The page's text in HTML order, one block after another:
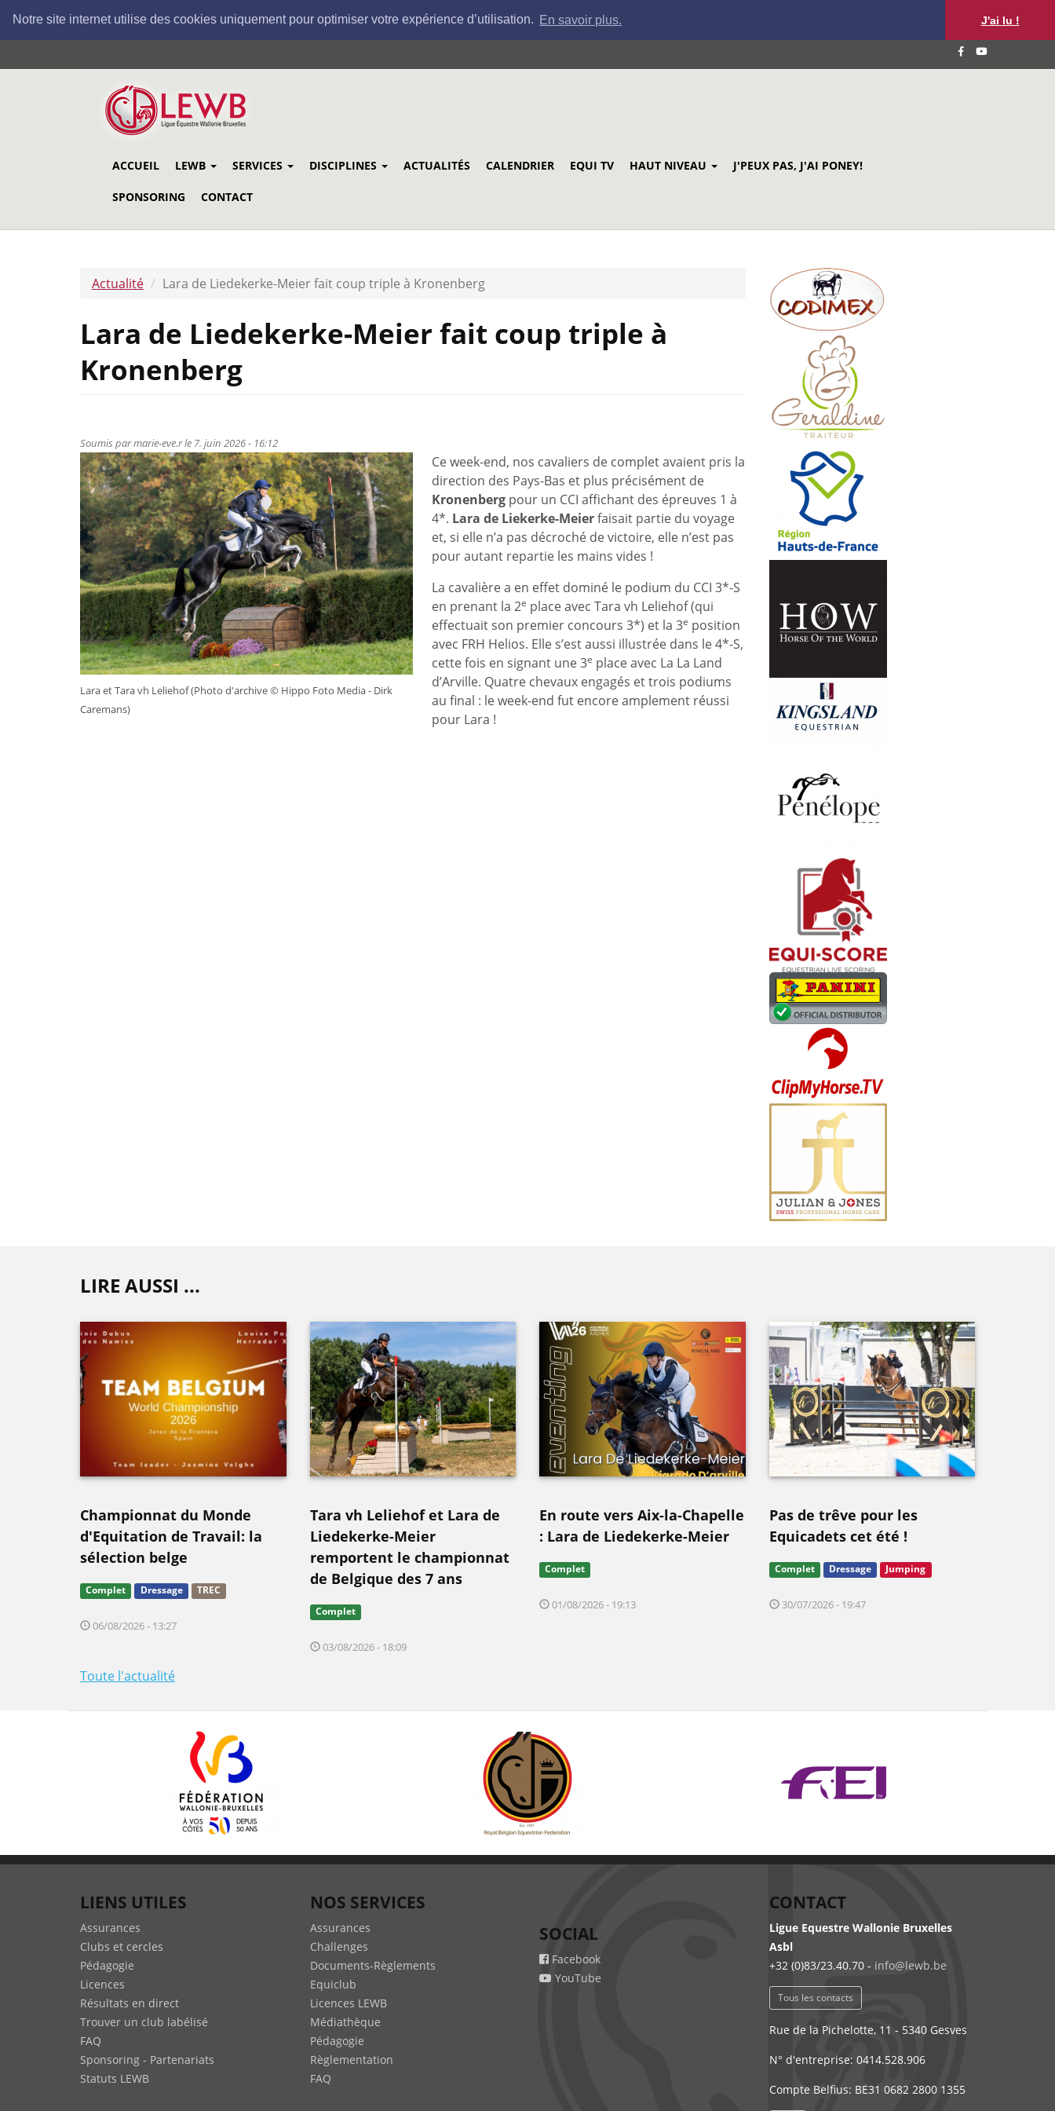
Notre site internet utilise des cookies uniquement pour optimiser votre expérience d’utilisation. En savoir plus. J'ai lu !
au
ACCUEIL LEWB SERVICES DISCIPLINES ACTUALITÉS CALENDRIER EQUI TV HAUT NIVEAU J'PEUX PAS, J'AI PONEY!
SPONSORING CONTACT
Actualité Lara de Liedekerke-Meier fait coup triple à Kronenberg
Lara de Liedekerke-Meier fait coup triple à
Kronenberg
Soumis parmarie-eve.rle 7. juin 2026 - 16:12
Lara et Tara vh Leliehof (Photo d'archive © Hippo Foto Media - Dirk
Caremans)
Ce week-end, nos cavaliers de complet avaient pris la
direction des Pays-Bas et plus précisément de
Kronenbergpour un CCI affichant des épreuves 1 à
4*. Lara de Liekerke-Meierfaisait partie du voyage
et, si elle n’a pas décroché de victoire, elle n’est pas
pour autant repartie les mains vides !
La cavalière a en effet dominé le podium du CCI 3*-S
en prenant la 2e place avec Tara vh Leliehof (qui
effectuait son premier concours 3*) et la 3e position
avec FRH Helios. Elle s’est aussi illustrée dans le 4*-S,
cette fois en signant une 3e place avec La La Land
d’Arville. Quatre chevaux engagés et trois podiums
au final : le week-end fut encore amplement réussi
pour Lara !
LIRE AUSSI ...
Championnat du Monde
d'Equitation de Travail: la
sélection belge
Complet Dressage TREC
06/08/2026 - 13:27
Tara vh Leliehof et Lara de
Liedekerke-Meier
remportent le championnat
de Belgique des 7 ans
Complet
03/08/2026 - 18:09
En route vers Aix-la-Chapelle
: Lara de Liedekerke-Meier
Complet
01/08/2026 - 19:13
Pas de trêve pour les
Equicadets cet été !
Complet Dressage Jumping
30/07/2026 - 19:47
Toute l'actualité
LIENS UTILES
Assurances
Clubs et cercles
Pédagogie
Licences
Résultats en direct
Trouver un club labélisé
FAQ
Sponsoring - Partenariats
Statuts LEWB
NOS SERVICES
Assurances
Challenges
Documents-Règlements
Equiclub
Licences LEWB
Médiathèque
Pédagogie
Règlementation
FAQ
SOCIAL
Facebook
YouTube
CONTACT
Ligue Equestre Wallonie Bruxelles
Asbl
+32 (0)83/23.40.70 - info@lewb.be
Tous les contacts
Rue de la Pichelotte, 11 - 5340 Gesves
N° d'entreprise: 0414.528.906
Compte Belfius: BE31 0682 2800 1355